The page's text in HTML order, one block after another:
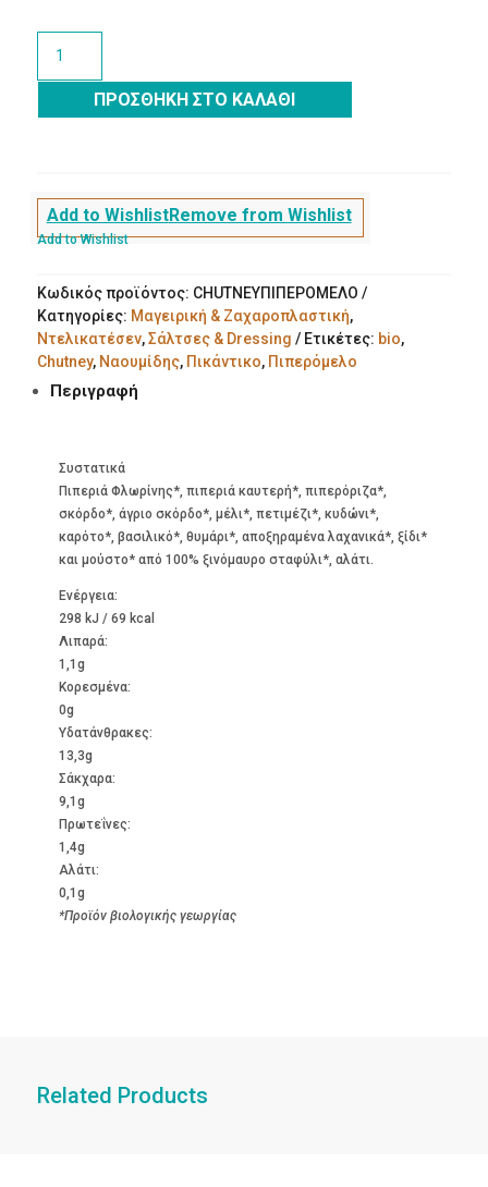
Πιπερόμελο
Πικάντικο
ΠΡΟΣΘΉΚΗ ΣΤΟ ΚΑΛΆΘΙ
Add to WishlistRemove from Wishlist
Add to Wishlist
Κωδικός προϊόντος: CHUTNEYΠΙΠΕΡΟΜΕΛΟ
Κατηγορίες: Μαγειρική & Ζαχαροπλαστική,
Ντελικατέσεν,Σάλτσες & Dressing Ετικέτες: bio,
Chutney, Ναουμίδης, Πικάντικο, Πιπερόμελο
Περιγραφή
Συστατικά
Πιπεριά Φλωρίνης*, πιπεριά καυτερή*, πιπερόριζα*,
σκόρδο*, άγριο σκόρδο*, μέλι*, πετιμέζι*, κυδώνι*,
καρότο*, βασιλικό*, θυμάρι*, αποξηραμένα λαχανικά*, ξίδι*
και μούστο* από 100% ξινόμαυρο σταφύλι*, αλάτι.
Ενέργεια:
298 kJ / 69 kcal
Λιπαρά:
1,1g
Kορεσμένα:
0g
Υδατάνθρακες:
13,3g
Σάκχαρα:
9,1g
Πρωτεΐνες:
1,4g
Αλάτι:
0,1g
*Προϊόν βιολογικής γεωργίας
Related Products